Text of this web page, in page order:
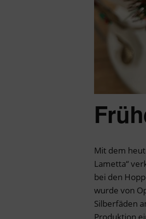
Mit dem
Lametta“
bei den
wurde von
Silberfäden